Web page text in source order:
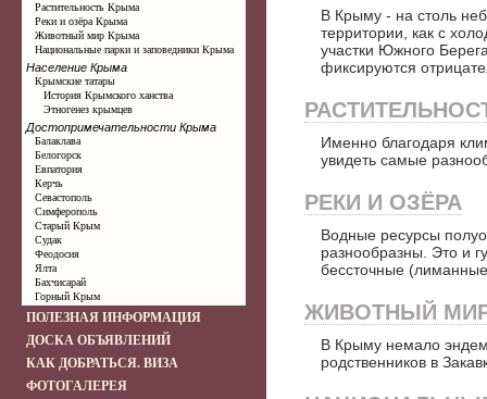
Растительность Крыма
Реки и озёра Крыма
Животный мир Крыма
Национальные парки и заповедники Крыма
Население Крыма
Крымские татары
История Крымского ханства
Этногенез крымцев
Достопримечательности Крыма
Балаклава
Белогорск
Евпатория
Керчь
Севастополь
Симферополь
Старый Крым
Судак
Феодосия
Ялта
Бахчисарай
Горный Крым
ПОЛЕЗНАЯ ИНФОРМАЦИЯ
ДОСКА ОБЪЯВЛЕНИЙ
КАК ДОБРАТЬСЯ. ВИЗА
ФОТОГАЛЕРЕЯ
В Крыму - на столь
территории, как с
участки Южного
фиксируются
Именно благодаря
увидеть самые
РЕКИ И ОЗЁРА
Водные ресурсы
разнообразны. Это и
бессточные
ЖИВОТНЫЙ
В Крыму немало
родственников в